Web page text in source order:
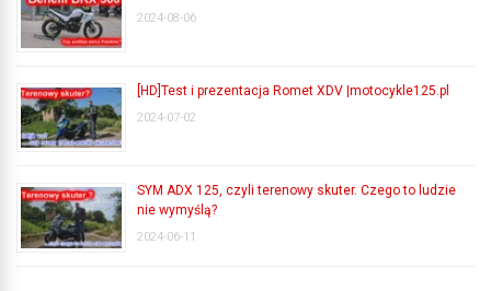
2024-08-06
[HD]Test i prezentacja Romet XDV |motocykle125.pl
2024-07-02
SYM ADX 125, czyli terenowy skuter. Czego to ludzie
nie wymyślą?
2024-06-11